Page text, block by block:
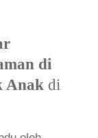
di
Anak di